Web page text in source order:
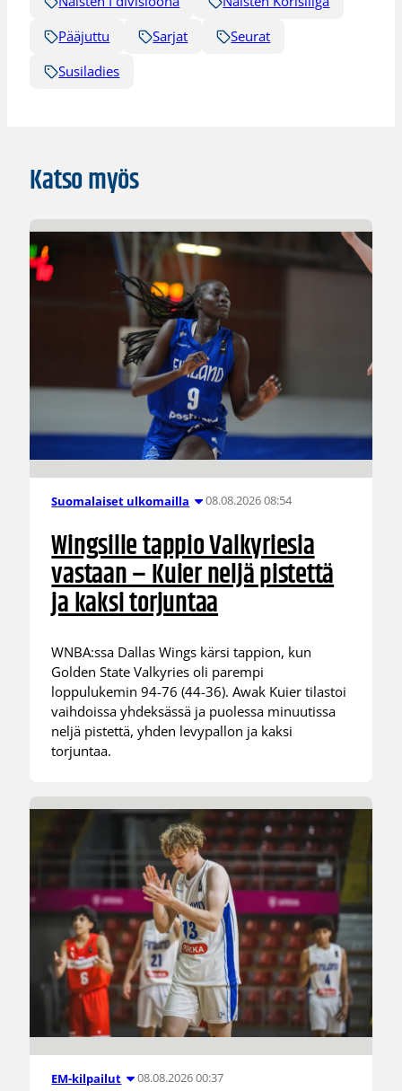
Pääjuttu
Sarjat
Seurat
Susiladies
Katso myös
Suomalaiset ulkomailla 08.08.2026 08:54
Wingsille tappio Valkyriesia
vastaan – Kuier neljä pistettä
ja kaksi torjuntaa
WNBA:ssa Dallas Wings kärsi tappion, kun
Golden State Valkyries oli parempi
loppulukemin 94-76 (44-36). Awak Kuier tilastoi
vaihdoissa yhdeksässä ja puolessa minuutissa
neljä pistettä, yhden levypallon ja kaksi
torjuntaa.
EM-kilpailut 08.08.2026 00:37